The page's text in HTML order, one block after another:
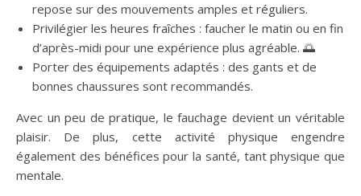
repose sur des mouvements amples et réguliers.
Privilégier les heures fraîches : faucher le matin ou en fin
d’après-midi pour une expérience plus agréable. 🌅
Porter des équipements adaptés : des gants et de
bonnes chaussures sont recommandés.
Avec un peu de pratique, le fauchage devient un véritable
plaisir. De plus, cette activité physique engendre
également des bénéfices pour la santé, tant physique que
mentale.